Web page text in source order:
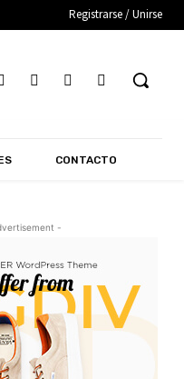
Registrarse / Unirse
CONTACTO
-